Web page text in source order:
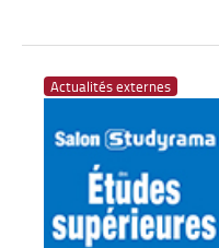
Actualités externes